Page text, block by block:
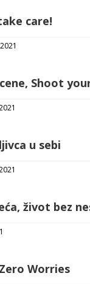
care!
Shoot
u sebi
život bez
Worries